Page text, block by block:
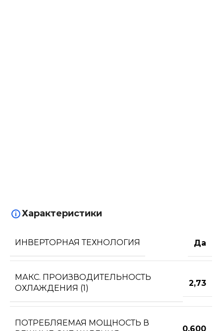
Характеристики
ИНВЕРТОРНАЯ ТЕХНОЛОГИЯ Да
МАКС. ПРОИЗВОДИТЕЛЬНОСТЬ
ОХЛАЖДЕНИЯ (1)
2,73
ПОТРЕБЛЯЕМАЯ МОЩНОСТЬ В
0,600